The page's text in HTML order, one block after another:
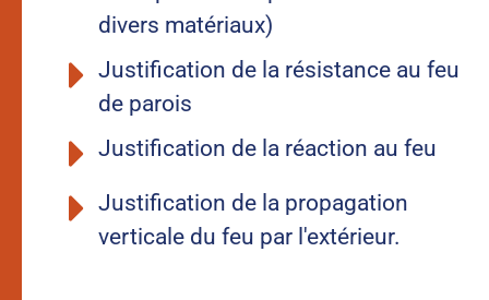
divers matériaux)
Justification de la résistance au feu
de parois
Justification de la réaction au feu
Justification de la propagation
verticale du feu par l'extérieur.